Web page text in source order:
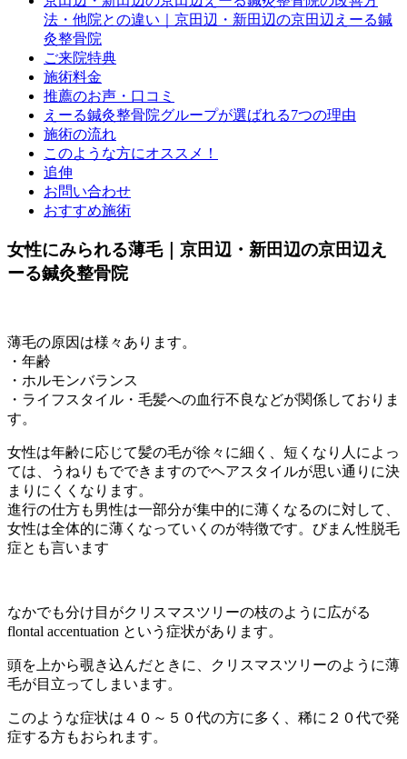
法・他院との違い｜京田辺・新田辺の京田辺えーる鍼
灸整骨院
ご来院特典
施術料金
推薦のお声・口コミ
えーる鍼灸整骨院グループが選ばれる7つの理由
施術の流れ
このような方にオススメ！
追伸
お問い合わせ
おすすめ施術
女性にみられる薄毛｜京田辺・新田辺の京田辺え
ーる鍼灸整骨院
薄毛の原因は様々あります。
・年齢
・ホルモンバランス
・ライフスタイル・毛髪への血行不良などが関係しておりま
す。
女性は年齢に応じて髪の毛が徐々に細く、短くなり人によっ
ては、うねりもでできますのでヘアスタイルが思い通りに決
まりにくくなります。
進行の仕方も男性は一部分が集中的に薄くなるのに対して、
女性は全体的に薄くなっていくのが特徴です。びまん性脱毛
症とも言います
なかでも分け目がクリスマスツリーの枝のように広がる
flontal accentuation という症状があります。
頭を上から覗き込んだときに、クリスマスツリーのように薄
毛が目立ってしまいます。
このような症状は４０～５０代の方に多く、稀に２０代で発
症する方もおられます。